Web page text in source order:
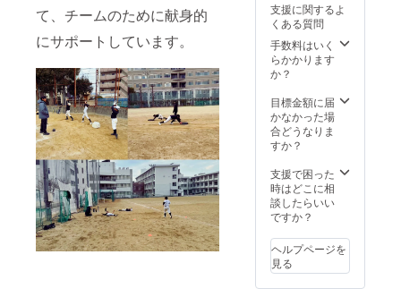
て、チームのために献身的
にサポートしています。
画を
メール
にURL
をお送
りしま
支援に関するよ
くある質問
手数料はいく
らかかります
か？
目標金額に届
かなかった場
合どうなりま
すか？
支援で困った
時はどこに相
談したらいい
ですか？
ヘルプページを
見る